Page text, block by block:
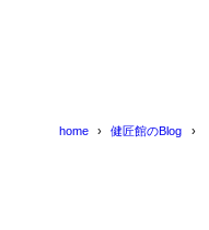
home 健匠館のBlog